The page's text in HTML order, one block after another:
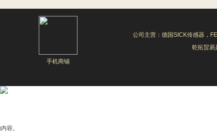
手机商铺
公司主营：德国SICK传感器，
乾拓贸易
容。